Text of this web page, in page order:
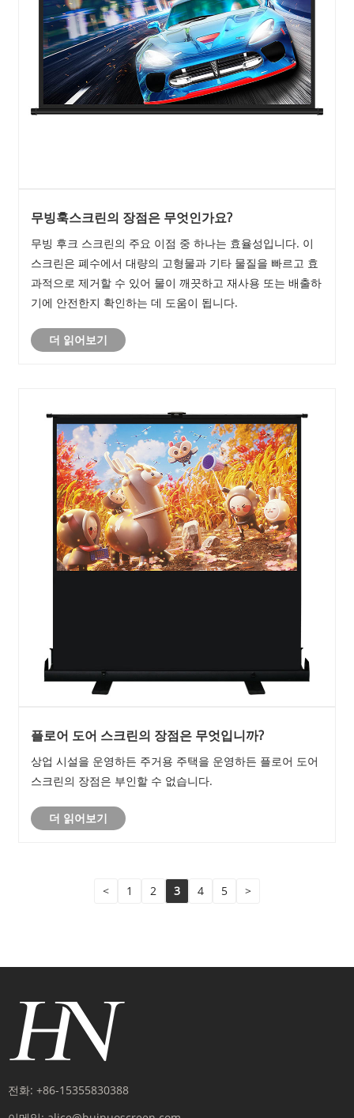
무빙훅스크린의 장점은 무엇인가요?
​무빙 후크 스크린의 주요 이점 중 하나는 효율성입니다. 이
스크린은 폐수에서 대량의 고형물과 기타 물질을 빠르고 효
과적으로 제거할 수 있어 물이 깨끗하고 재사용 또는 배출하
기에 안전한지 확인하는 데 도움이 됩니다.
더 읽어보기
플로어 도어 스크린의 장점은 무엇입니까?
상업 시설을 운영하든 주거용 주택을 운영하든 플로어 도어
스크린의 장점은 부인할 수 없습니다.
더 읽어보기
< 1 2 3 4 5 >
전화: +86-15355830388